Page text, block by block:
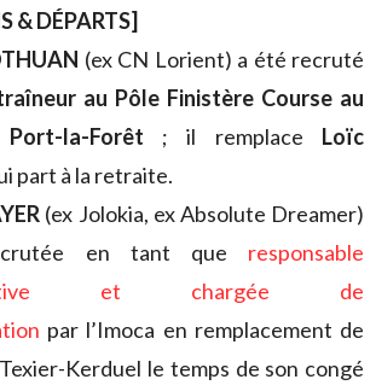
& DÉPARTS]
(ex CN Lorient) a été recruté
au Pôle Finistère Course au
la-Forêt ; il remplace Loïc
part à la retraite.
(ex Jolokia, ex Absolute Dreamer)
en tant que responsable
et chargée de
par l’Imoca en remplacement de
Kerduel le temps de son congé